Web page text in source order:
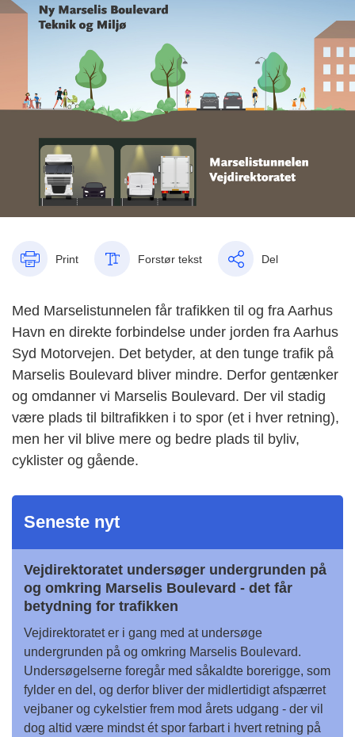
Print Forstør tekst Del
Med Marselistunnelen får trafikken til og fra Aarhus
Havn en direkte forbindelse under jorden fra Aarhus
Syd Motorvejen. Det betyder, at den tunge trafik på
Marselis Boulevard bliver mindre. Derfor gentænker
og omdanner vi Marselis Boulevard. Der vil stadig
være plads til biltrafikken i to spor (et i hver retning),
men her vil blive mere og bedre plads til byliv,
cyklister og gående.
Seneste nyt
Vejdirektoratet undersøger undergrunden på
og omkring Marselis Boulevard - det får
betydning for trafikken
Vejdirektoratet er i gang med at undersøge
undergrunden på og omkring Marselis Boulevard.
Undersøgelserne foregår med såkaldte borerigge, som
fylder en del, og derfor bliver der midlertidigt afspærret
vejbaner og cykelstier frem mod årets udgang - der vil
dog altid være mindst ét spor farbart i hvert retning på